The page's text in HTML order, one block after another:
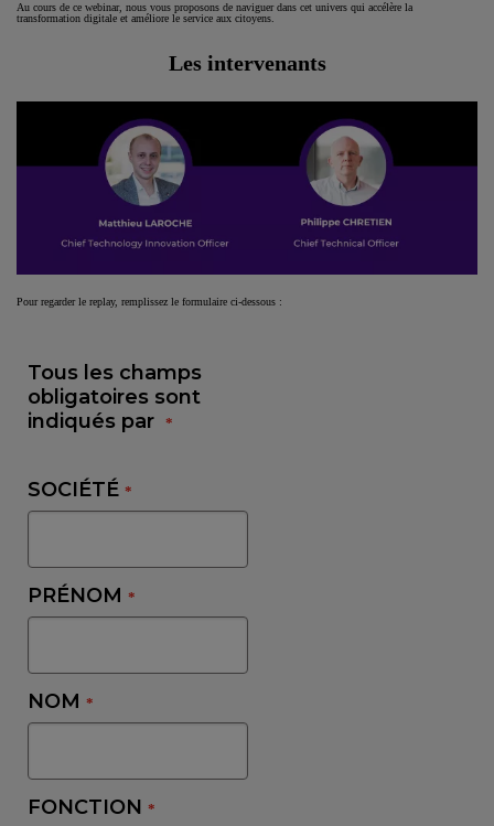
Au cours de ce webinar, nous vous proposons de naviguer dans cet univers qui accélère la
transformation digitale et améliore le service aux citoyens.
Les intervenants
Pour regarder le replay, remplissez le formulaire ci-dessous :